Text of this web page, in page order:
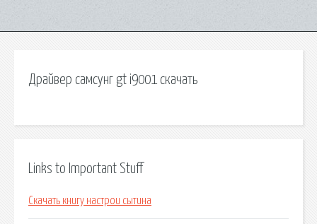
Драйвер самсунг gt i9001 скачать
Links to Important Stuff
Скачать книгу настрои сытина